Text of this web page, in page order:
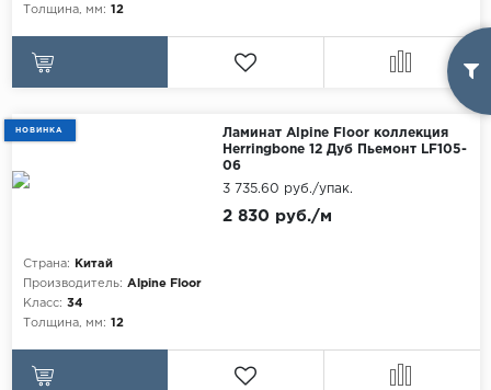
Толщина, мм: 12
НОВИНКА
Ламинат Alpine Floor коллекция
Herringbone 12 Дуб Пьемонт LF105-
06
Страна:
Китай
Производитель: Alpine Floor
Класс: 34
Толщина, мм: 12
2 830 руб./м
3 735.60 руб./упак.